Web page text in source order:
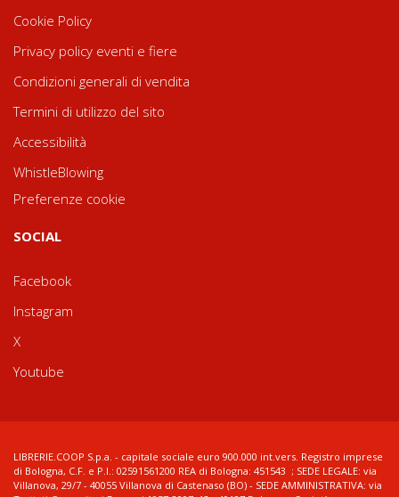
Cookie Policy
Privacy policy eventi e fiere
Condizioni generali di vendita
Termini di utilizzo del sito
Accessibilità
WhistleBlowing
Preferenze cookie
SOCIAL
Facebook
Instagram
X
Youtube
LIBRERIE.COOP S.p.a. - capitale sociale euro 900.000 int.vers. Registro imprese
di Bologna, C.F. e P.I.: 02591561200 REA di Bologna: 451543 ; SEDE LEGALE: via
Villanova, 29/7 - 40055 Villanova di Castenaso (BO) - SEDE AMMINISTRATIVA: via